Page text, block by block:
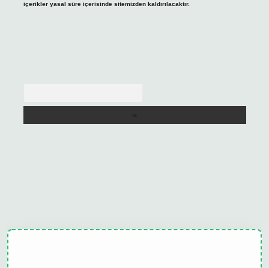
içerikler yasal süre içerisinde sitemizden kaldırılacaktır.